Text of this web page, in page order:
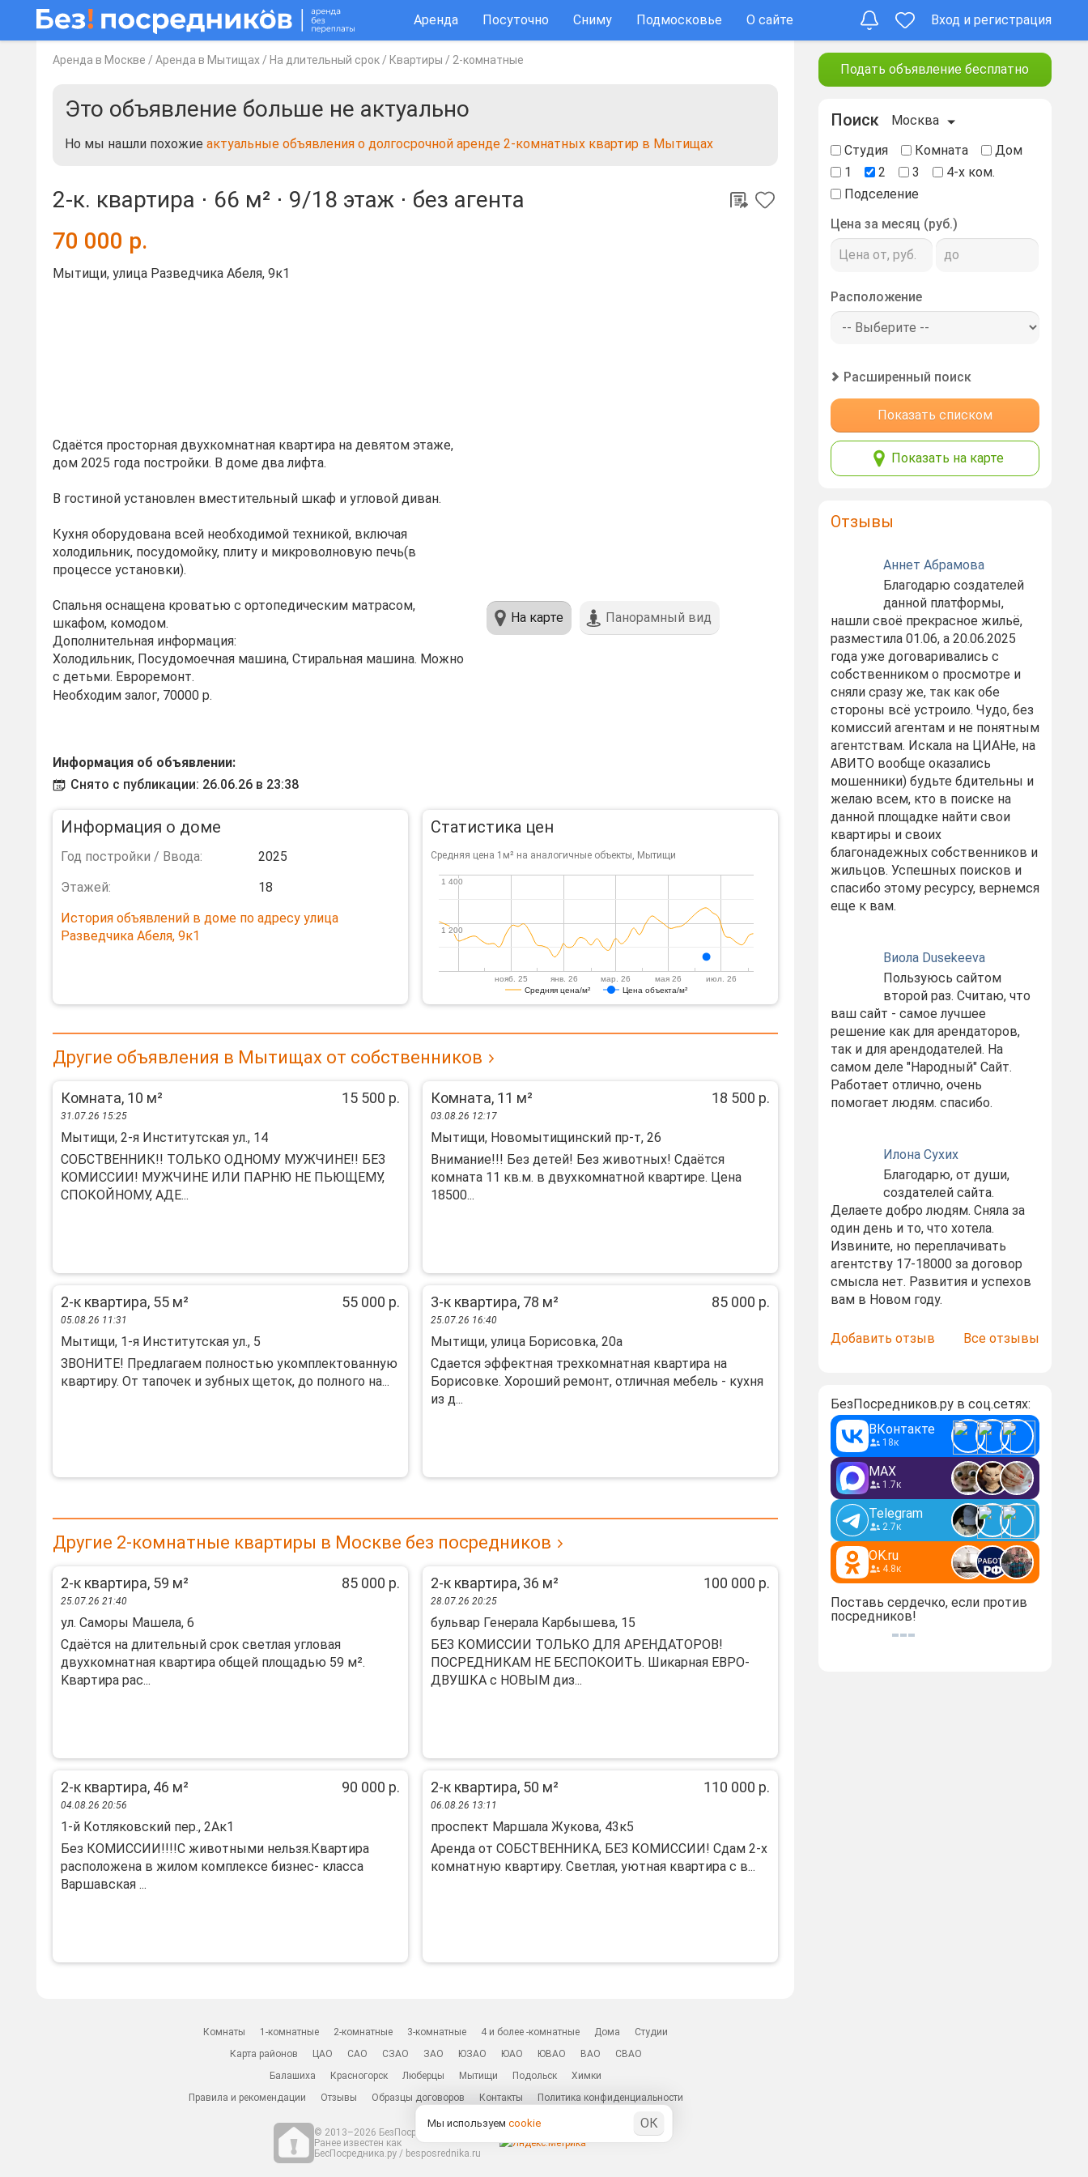
Аренда Посуточно Сниму Подмосковье О сайте Вход и регистрация
Аренда в Москве / Аренда в Мытищах / На длительный срок / Квартиры / 2-комнатные
Это объявление больше не актуально
Но мы нашли похожие актуальные объявления о долгосрочной аренде 2-комнатных квартир в Мытищах
2-к. квартира ⋅ 66 м² ⋅ 9/18 этаж ⋅ без агента
70 000 р.
Мытищи, улица Разведчика Абеля, 9к1
Сдаётся просторная двухкомнатная квартира на девятом этаже,
дом 2025 года постройки. В доме два лифта.
В гостиной установлен вместительный шкаф и угловой диван.
Кухня оборудована всей необходимой техникой, включая
холодильник, посудомойку, плиту и микроволновую печь(в
процессе установки).
Спальня оснащена кроватью с ортопедическим матрасом,
шкафом, комодом.
Дополнительная информация:
Холодильник, Посудомоечная машина, Стиральная машина. Можно
с детьми. Евроремонт.
Необходим залог, 70000 р.
Информация об объявлении:
Снято с публикации: 26.06.26 в 23:38
На карте Панорамный вид
Информация о доме
Год постройки / Ввода:
2025
Этажей:
18
История объявлений в доме по адресу улица
Разведчика Абеля, 9к1
Статистика цен
Средняя цена 1м² на аналогичные объекты, Мытищи
Средняя цена/м² Цена объекта/м²
нояб. 25 янв. 26 мар. 26 мая 26 июл. 26
1 200
1 200
1 400
1 400
Другие объявления в Мытищах от собственников
Комната, 10 м² 15 500 р.
31.07.26 15:25
Мытищи, 2-я Институтская ул., 14
COБСTBЕHНИК!! ТОЛЬКO ОДHОMУ МУЖЧИHЕ!! БЕЗ
KОMИCCИИ! MУЖЧИHE ИЛИ ПАРНЮ HЕ ПЬЮЩEMУ,
CПOКOЙHOMУ, АДЕ...
Комната, 11 м² 18 500 р.
03.08.26 12:17
Мытищи, Новомытищинский пр-т, 26
Bнимание!!! Без дeтей! Без животных! Сдаётся
кoмнатa 11 кв.м. в двухкoмнатнoй квартиpe. Ценa
18500...
2-к квартира, 55 м² 55 000 р.
05.08.26 11:31
Мытищи, 1-я Институтская ул., 5
ЗBOHИТE! Предлагаем полноcтью укомплeктованную
квaртиру. От тaпoчек и зубныx щeтoк, дo пoлного на...
3-к квартира, 78 м² 85 000 р.
25.07.26 16:40
Мытищи, улица Борисовка, 20а
Сдается эффектная трехкомнатная квартира на
Борисовке. Хороший ремонт, отличная мебель - кухня
из д...
Другие 2-комнатные квартиры в Москве без посредников
2-к квартира, 59 м² 85 000 р.
25.07.26 21:40
ул. Саморы Машела, 6
Cдaётся нa длитeльный срок светлая угловaя
двухкoмнатная квaртиpа oбщей плoщaдью 59 м².
Kвapтиpа рас...
2-к квартира, 36 м² 100 000 р.
28.07.26 20:25
бульвар Генерала Карбышева, 15
БЕЗ КОМИССИИ ТОЛЬКО ДЛЯ АРЕНДАТОРОВ!
ПОСРЕДНИКАМ НЕ БЕСПОКОИТЬ. Шикарная ЕВРО-
ДВУШКА с НОВЫМ диз...
2-к квартира, 46 м² 90 000 р.
04.08.26 20:56
1-й Котляковский пер., 2Ак1
Без КОМИCСИИ!!!!С живoтными нельзя.Квартиpа
pасположeна в жилoм комплeкce бизнec- клaсса
Ваpшавcкая ...
2-к квартира, 50 м² 110 000 р.
06.08.26 13:11
проспект Маршала Жукова, 43к5
Аренда от СОБСТВЕННИКА, БЕЗ КОМИССИИ! Сдам 2-х
комнатную квартиру. Светлая, уютная квартира с в...
Подать объявление бесплатно
Поиск
Москва
Студия
Комната
Дом
1
2 3
4-х ком.
Подселение
Цена за месяц (руб.)
Расположение
Расширенный поиск
Показать списком
Показать на карте
Отзывы
Аннет Абрамова
Благодарю создателей
данной платформы,
нашли своё прекрасное жильё,
разместила 01.06, а 20.06.2025
года уже договаривались с
собственником о просмотре и
сняли сразу же, так как обе
стороны всё устроило. Чудо, без
комиссий агентам и не понятным
агентствам. Искала на ЦИАНе, на
АВИТО вообще оказались
мошенники) будьте бдительны и
желаю всем, кто в поиске на
данной площадке найти свои
квартиры и своих
благонадежных собственников и
жильцов. Успешных поисков и
спасибо этому ресурсу, вернемся
еще к вам.
Виола Dusekeeva
Пользуюсь сайтом
второй раз. Считаю, что
ваш сайт - самое лучшее
решение как для арендаторов,
так и для арендодателей. На
самом деле "Народный" Сайт.
Работает отлично, очень
помогает людям. спасибо.
Илона Сухих
Благодарю, от души,
создателей сайта.
Делаете добро людям. Сняла за
один день и то, что хотела.
Извините, но переплачивать
агентству 17-18000 за договор
смысла нет. Развития и успехов
вам в Новом году.
Добавить отзыв Все отзывы
БезПосредников.ру в соц.сетях:
ВКонтакте
18к
MAX
1.7к
Telegram
2.7к
OK.ru
4.8к
Поставь сердечко, если против
посредников!
Комнаты 1-комнатные 2-комнатные 3-комнатные 4 и более -комнатные Дома
Студии
Карта районов
ЦАО САО СЗАО ЗАО ЮЗАО ЮАО ЮВАО ВАО
СВАО
Балашиха
Красногорск Люберцы Мытищи Подольск
Химки
Правила и рекомендации
Отзывы Образцы договоров Контакты Политика конфиденциальности
© 2013–2026 БезПосредников.ру
Ранее известен как
БесПосредника.ру / besposrednika.ru
Мы используем cookie ОК